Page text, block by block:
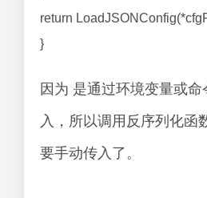
return
}
因为 是通过环境变量或
入，所以调用反序列化函
要手动传入了。